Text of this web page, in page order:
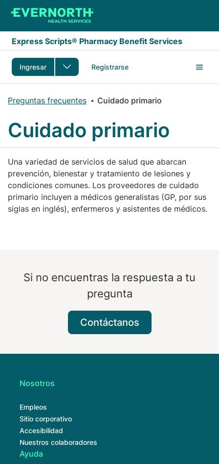
Saltar al contenido principal
Express Scripts® Pharmacy Benefit Services
Ingresar Registrarse
Preguntas frecuentes Cuidado primario
Cuidado primario
Una variedad de servicios de salud que abarcan
prevención, bienestar y tratamiento de lesiones y
condiciones comunes. Los proveedores de cuidado
primario incluyen a médicos generalistas (GP, por sus
siglas en inglés), enfermeros y asistentes de médicos.
Si no encuentras la respuesta a tu
pregunta
Contáctanos
Nosotros
Empleos
Sitio corporativo
Accesibilidad
Nuestros colaboradores
Ayuda